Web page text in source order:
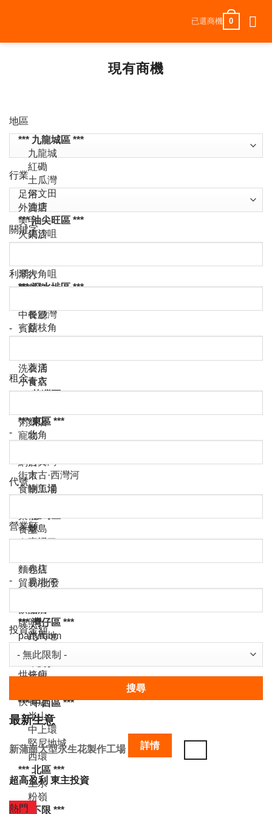
已選商機 0
現有商機
地區
行業
關鍵字
利潤
-
租金
-
代號
營業額
-
投資金額
搜尋
最新生意
新蒲崗大型永生花製作工場 詳情
超高盈利 東主投資
熱門